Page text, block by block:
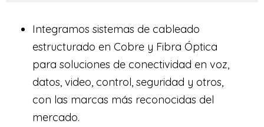
Integramos sistemas de cableado
estructurado en Cobre y Fibra Óptica
para soluciones de conectividad en voz,
datos, video, control, seguridad y otros,
con las marcas más reconocidas del
mercado.